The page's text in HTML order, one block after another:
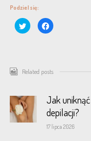
Podziel się:
Click
to
share
window)
Click
to
window)
Related posts
Jak
depilacji?
17 lipca 2026